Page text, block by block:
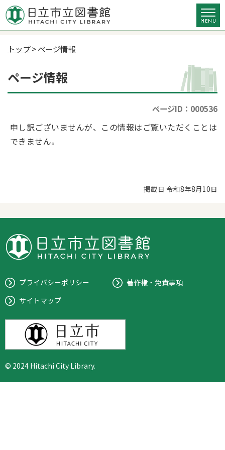
トップ> ページ情報
ページ情報
ページID：000536
申し訳ございませんが、この情報はご覧いただくことは
できません。
掲載日 令和8年8月10日
プライバシーポリシー
著作権・免責事項
サイトマップ
© 2024 Hitachi City Library.